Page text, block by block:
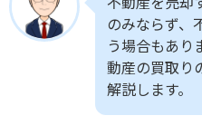
のみならず、
う場合もあり
動産の買取り
解説します。